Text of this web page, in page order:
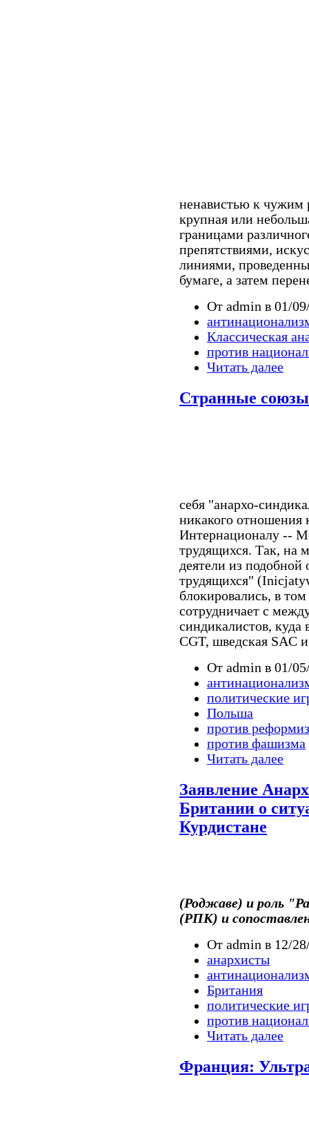
ненавистью к чужим
крупная или
границами
препятствиями,
линиями,
бумаге, а затем
От admin в 01/
Классическая
против
Читать далее
Странные
себя "анархо-
никакого отношения
Интернационалу --
трудящихся. Так, на
деятели из
трудящихся"
блокировались, в
сотрудничает с
синдикалистов, куда
CGT, шведская SAC
От admin в 01/
политические
Польша
против
против фашизма
Читать далее
Заявление
Британии о
Курдистане
(Роджаве) и роль
(РПК) и
От admin в 12/
анархисты
Британия
политические
против
Читать далее
Франция: